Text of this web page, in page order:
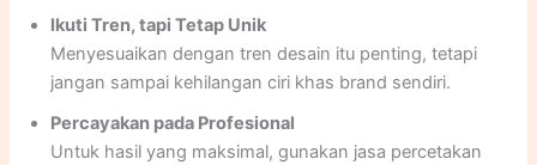
Ikuti Tren, tapi Tetap Unik
Menyesuaikan dengan tren desain itu penting, tetapi
jangan sampai kehilangan ciri khas brand sendiri.
Percayakan pada Profesional
Untuk hasil yang maksimal, gunakan jasa percetakan